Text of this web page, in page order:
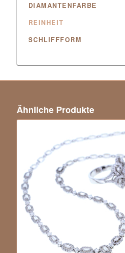
DIAMANTENFARBE
REINHEIT
SCHLIFFFORM
Ähnliche Produkte